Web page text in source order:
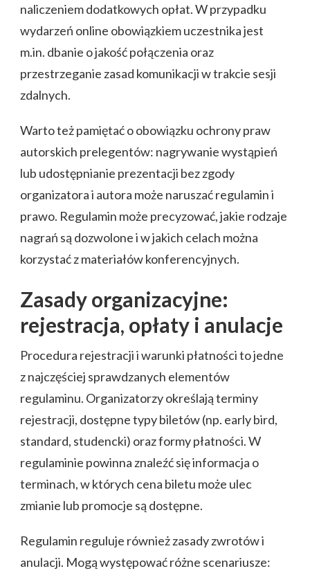
naliczeniem dodatkowych opłat. W przypadku
wydarzeń online obowiązkiem uczestnika jest
m.in. dbanie o jakość połączenia oraz
przestrzeganie zasad komunikacji w trakcie sesji
zdalnych.
Warto też pamiętać o obowiązku ochrony praw
autorskich prelegentów: nagrywanie wystąpień
lub udostępnianie prezentacji bez zgody
organizatora i autora może naruszać regulamin i
prawo. Regulamin może precyzować, jakie rodzaje
nagrań są dozwolone i w jakich celach można
korzystać z materiałów konferencyjnych.
Zasady organizacyjne:
rejestracja, opłaty i anulacje
Procedura rejestracji i warunki płatności to jedne
z najczęściej sprawdzanych elementów
regulaminu. Organizatorzy określają terminy
rejestracji, dostępne typy biletów (np. early bird,
standard, studencki) oraz formy płatności. W
regulaminie powinna znaleźć się informacja o
terminach, w których cena biletu może ulec
zmianie lub promocje są dostępne.
Regulamin reguluje również zasady zwrotów i
anulacji. Mogą występować różne scenariusze: